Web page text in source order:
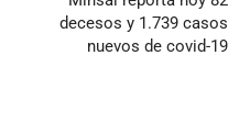
decesos y 1.739 casos
nuevos de covid-19